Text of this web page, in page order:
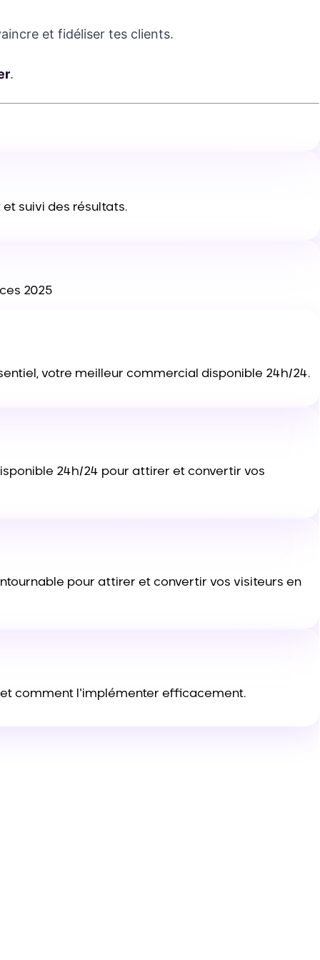
et fidéliser tes clients.
.
suivi des résultats.
2025
votre meilleur commercial disponible 24h/24.
24h/24 pour attirer et convertir vos
pour attirer et convertir vos visiteurs en
et comment l'implémenter efficacement.